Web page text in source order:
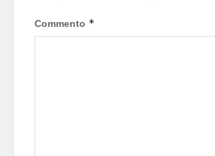
Commento *